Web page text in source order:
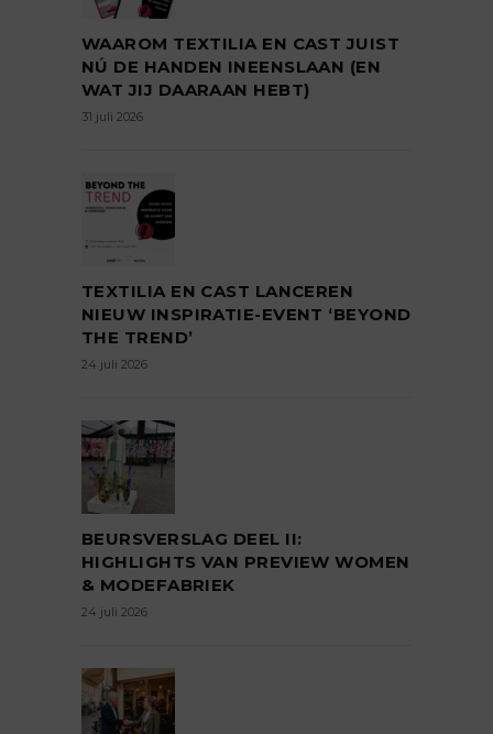
WAAROM TEXTILIA EN CAST JUIST
NÚ DE HANDEN INEENSLAAN (EN
WAT JIJ DAARAAN HEBT)
31 juli 2026
TEXTILIA EN CAST LANCEREN
NIEUW INSPIRATIE-EVENT ‘BEYOND
THE TREND’
24 juli 2026
BEURSVERSLAG DEEL II:
HIGHLIGHTS VAN PREVIEW WOMEN
& MODEFABRIEK
24 juli 2026